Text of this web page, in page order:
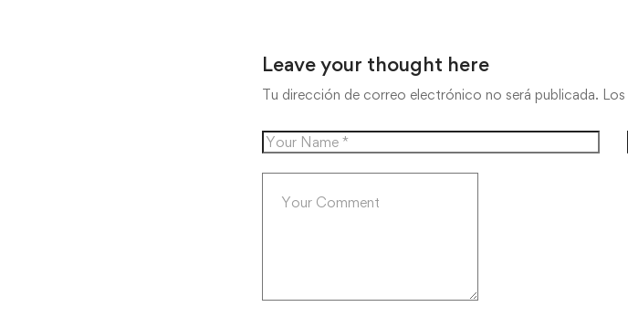
Leave your thought here
Tu dirección de correo electrónico no será publicada.